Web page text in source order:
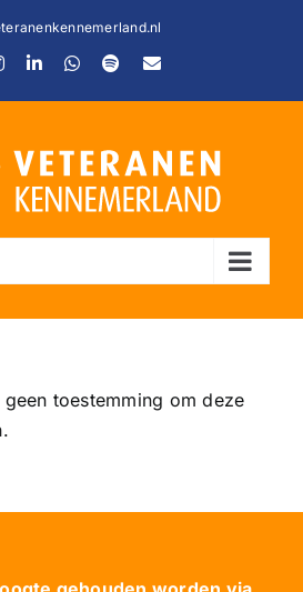
InstagramLinkedInWhatsApp
SpotifyE-
toestemming om deze